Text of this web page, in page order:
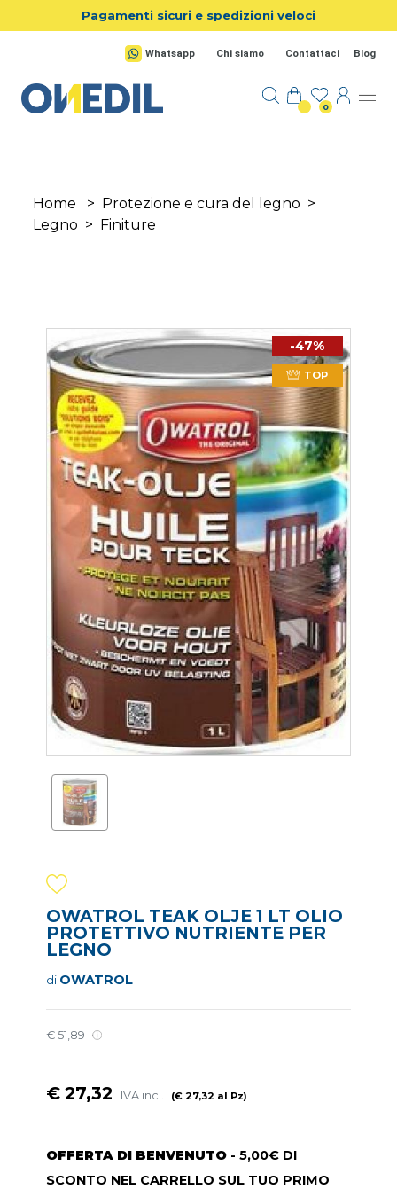
Salta al contenuto principale
Pagamenti sicuri e spedizioni veloci
Whatsapp Chi siamo Contattaci Blog
0
Home > Protezione e cura del legno >
Legno > Finiture
-47%
TOP
OWATROL TEAK OLJE 1 LT OLIO
PROTETTIVO NUTRIENTE PER
LEGNO
di OWATROL
€ 51,89
€ 27,32 IVA incl. (€ 27,32 al Pz)
OFFERTA DI BENVENUTO - 5,00€ DI
SCONTO NEL CARRELLO SUL TUO PRIMO